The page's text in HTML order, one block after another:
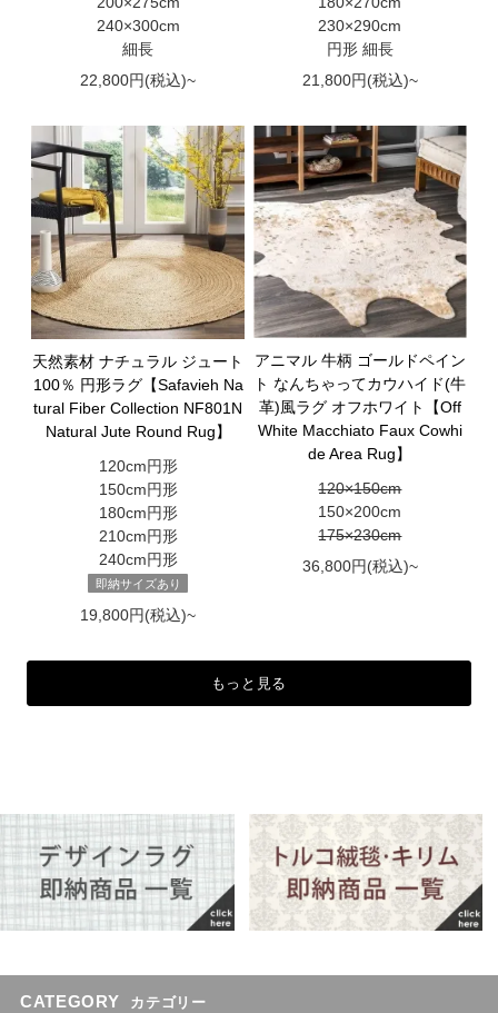
240×300cm
細長
22,800円(税込)~
230×290cm
円形 細長
21,800円(税込)~
天然素材 ナチュラル ジュート
100％ 円形ラグ【Safavieh Na
tural Fiber Collection NF801N
Natural Jute Round Rug】
120cm円形
150cm円形
180cm円形
210cm円形
240cm円形
即納サイズあり
19,800円(税込)~
アニマル 牛柄 ゴールドペイン
ト なんちゃってカウハイド(牛
革)風ラグ オフホワイト【Off
White Macchiato Faux Cowhi
de Area Rug】
120×150cm
150×200cm
175×230cm
36,800円(税込)~
もっと見る
CATEGORY カテゴリー